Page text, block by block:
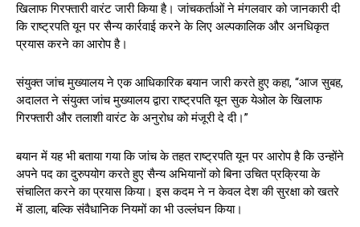
खिलाफ गिरफ्तारी वारंट जारी किया है। जांचकर्ताओं ने मंगलवार को जानकारी दी
कि राष्ट्रपति यून पर सैन्य कार्रवाई करने के लिए अल्पकालिक और अनधिकृत
प्रयास करने का आरोप है।
संयुक्त जांच मुख्यालय ने एक आधिकारिक बयान जारी करते हुए कहा, “आज सुबह,
अदालत ने संयुक्त जांच मुख्यालय द्वारा राष्ट्रपति यून सुक येओल के खिलाफ
गिरफ्तारी और तलाशी वारंट के अनुरोध को मंजूरी दे दी।”
बयान में यह भी बताया गया कि जांच के तहत राष्ट्रपति यून पर आरोप है कि उन्होंने
अपने पद का दुरुपयोग करते हुए सैन्य अभियानों को बिना उचित प्रक्रिया के
संचालित करने का प्रयास किया। इस कदम ने न केवल देश की सुरक्षा को खतरे
में डाला, बल्कि संवैधानिक नियमों का भी उल्लंघन किया।